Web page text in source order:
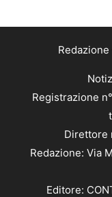
Redazione
Registrazione
Direttore
Redazione: Via
Editore: